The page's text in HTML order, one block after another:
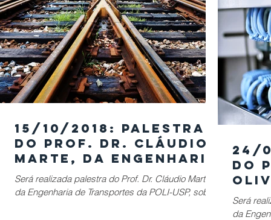
15/10/2018: Palestra
do Prof. Dr. Cláudio
Marte, da Engenharia
de Transportes da
POLI-USP, sobre Mob
Será realizada palestra do Prof. Dr. Cláudio Marte,
da Engenharia de Transportes da POLI-USP, sobre
24/
do
Será
da